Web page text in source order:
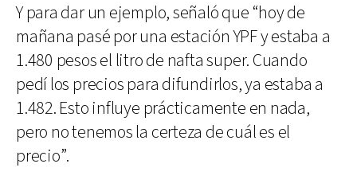
Y para dar un ejemplo, señaló que “hoy de
mañana pasé por una estación YPF y estaba a
1.480 pesos el litro de nafta super. Cuando
pedí los precios para difundirlos, ya estaba a
1.482. Esto influye prácticamente en nada,
pero no tenemos la certeza de cuál es el
precio”.